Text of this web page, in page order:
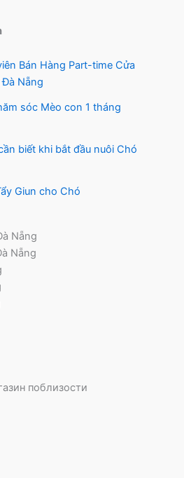
Bán Hàng Part-time Cửa
Nẵng
sóc Mèo con 1 tháng
biết khi bắt đầu nuôi Chó
Giun cho Chó
Nẵng
Nẵng
поблизости